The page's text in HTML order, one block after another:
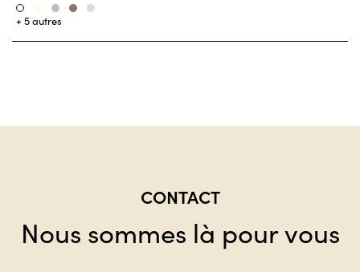
WeissSekt StoneTaupe
+ 5 autres